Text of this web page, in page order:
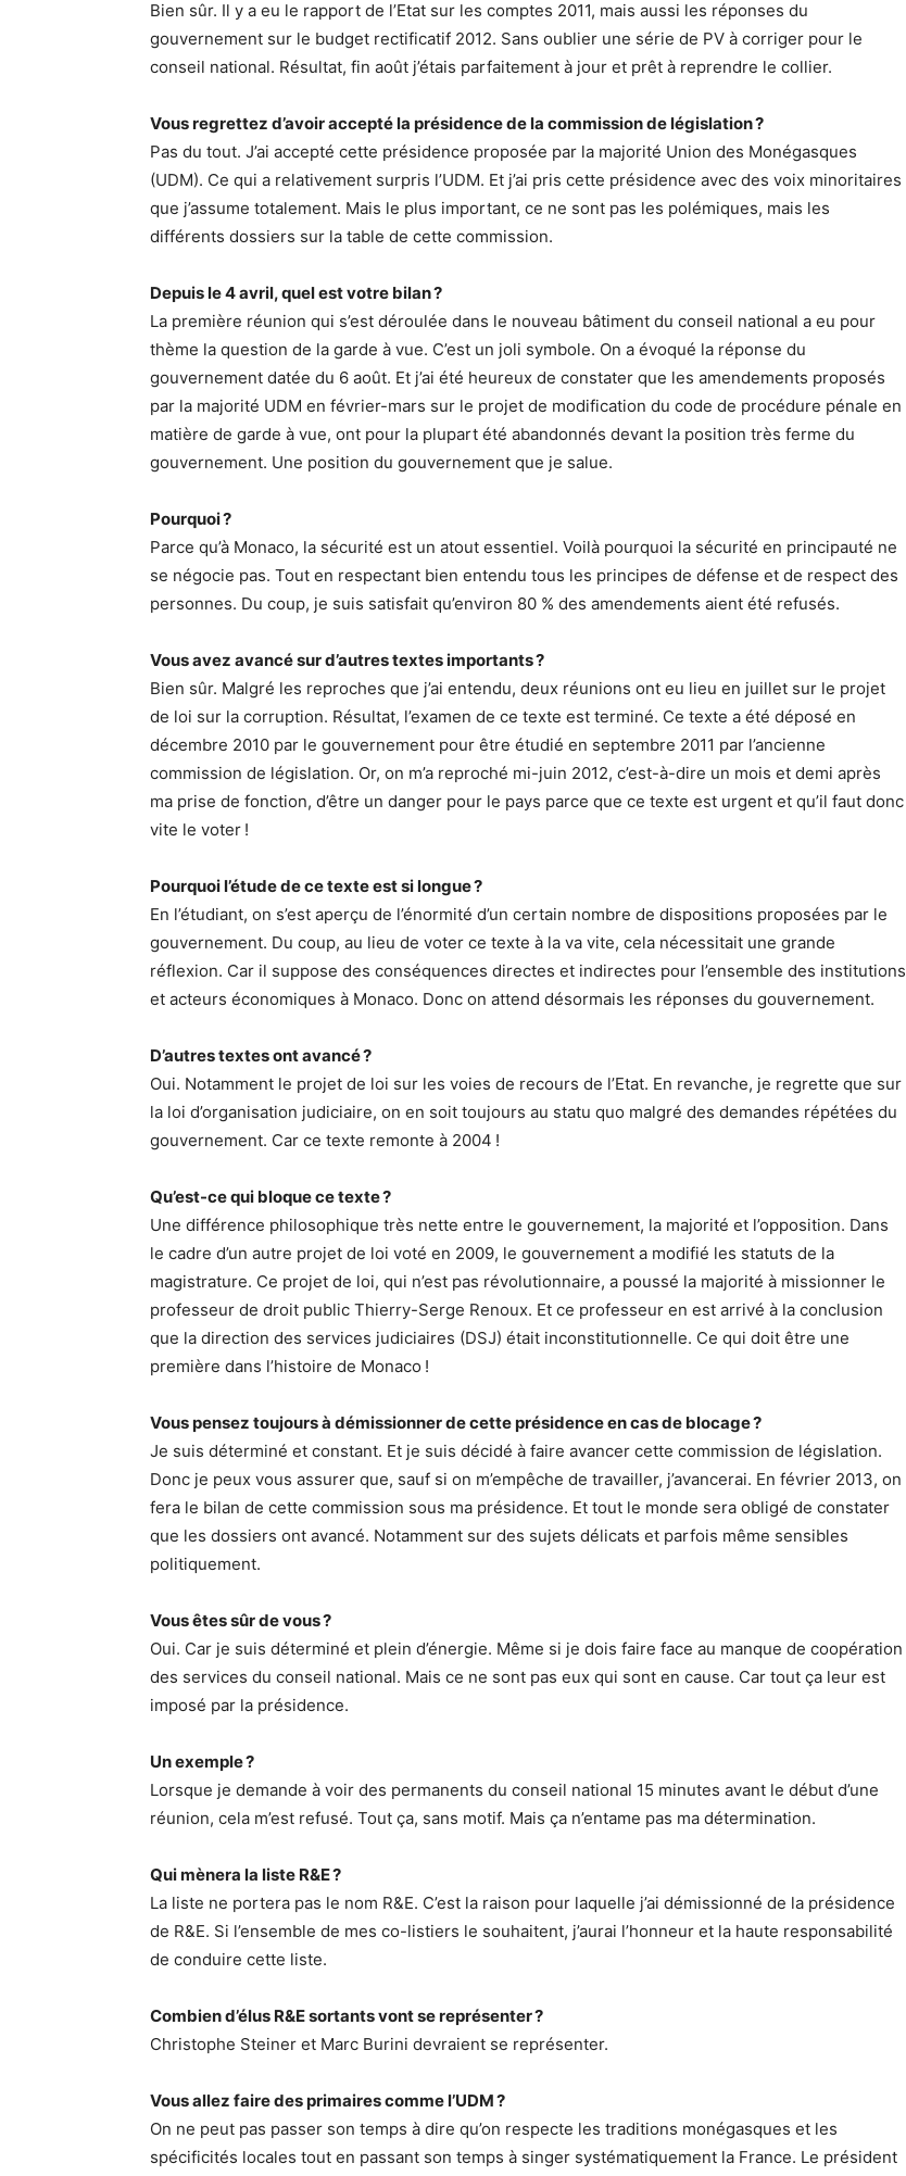
Bien sûr. Il y a eu le rapport de l’Etat sur les comptes 2011, mais aussi les réponses du
gouvernement sur le budget rectificatif 2012. Sans oublier une série de PV à corriger pour le
conseil national. Résultat, fin août j’étais parfaitement à jour et prêt à reprendre le collier.
Vous regrettez d’avoir accepté la présidence de la commission de législation ?
Pas du tout. J’ai accepté cette présidence proposée par la majorité Union des Monégasques
(UDM). Ce qui a relativement surpris l’UDM. Et j’ai pris cette présidence avec des voix minoritaires
que j’assume totalement. Mais le plus important, ce ne sont pas les polémiques, mais les
différents dossiers sur la table de cette commission.
Depuis le 4 avril, quel est votre bilan ?
La première réunion qui s’est déroulée dans le nouveau bâtiment du conseil national a eu pour
thème la question de la garde à vue. C’est un joli symbole. On a évoqué la réponse du
gouvernement datée du 6 août. Et j’ai été heureux de constater que les amendements proposés
par la majorité UDM en février-mars sur le projet de modification du code de procédure pénale en
matière de garde à vue, ont pour la plupart été abandonnés devant la position très ferme du
gouvernement. Une position du gouvernement que je salue.
Pourquoi ?
Parce qu’à Monaco, la sécurité est un atout essentiel. Voilà pourquoi la sécurité en principauté ne
se négocie pas. Tout en respectant bien entendu tous les principes de défense et de respect des
personnes. Du coup, je suis satisfait qu’environ 80 % des amendements aient été refusés.
Vous avez avancé sur d’autres textes importants ?
Bien sûr. Malgré les reproches que j’ai entendu, deux réunions ont eu lieu en juillet sur le projet
de loi sur la corruption. Résultat, l’examen de ce texte est terminé. Ce texte a été déposé en
décembre 2010 par le gouvernement pour être étudié en septembre 2011 par l’ancienne
commission de législation. Or, on m’a reproché mi-juin 2012, c’est-à-dire un mois et demi après
ma prise de fonction, d’être un danger pour le pays parce que ce texte est urgent et qu’il faut donc
vite le voter !
Pourquoi l’étude de ce texte est si longue ?
En l’étudiant, on s’est aperçu de l’énormité d’un certain nombre de dispositions proposées par le
gouvernement. Du coup, au lieu de voter ce texte à la va vite, cela nécessitait une grande
réflexion. Car il suppose des conséquences directes et indirectes pour l’ensemble des institutions
et acteurs économiques à Monaco. Donc on attend désormais les réponses du gouvernement.
D’autres textes ont avancé ?
Oui. Notamment le projet de loi sur les voies de recours de l’Etat. En revanche, je regrette que sur
la loi d’organisation judiciaire, on en soit toujours au statu quo malgré des demandes répétées du
gouvernement. Car ce texte remonte à 2004 !
Qu’est-ce qui bloque ce texte ?
Une différence philosophique très nette entre le gouvernement, la majorité et l’opposition. Dans
le cadre d’un autre projet de loi voté en 2009, le gouvernement a modifié les statuts de la
magistrature. Ce projet de loi, qui n’est pas révolutionnaire, a poussé la majorité à missionner le
professeur de droit public Thierry-Serge Renoux. Et ce professeur en est arrivé à la conclusion
que la direction des services judiciaires (DSJ) était inconstitutionnelle. Ce qui doit être une
première dans l’histoire de Monaco !
Vous pensez toujours à démissionner de cette présidence en cas de blocage ?
Je suis déterminé et constant. Et je suis décidé à faire avancer cette commission de législation.
Donc je peux vous assurer que, sauf si on m’empêche de travailler, j’avancerai. En février 2013, on
fera le bilan de cette commission sous ma présidence. Et tout le monde sera obligé de constater
que les dossiers ont avancé. Notamment sur des sujets délicats et parfois même sensibles
politiquement.
Vous êtes sûr de vous ?
Oui. Car je suis déterminé et plein d’énergie. Même si je dois faire face au manque de coopération
des services du conseil national. Mais ce ne sont pas eux qui sont en cause. Car tout ça leur est
imposé par la présidence.
Un exemple ?
Lorsque je demande à voir des permanents du conseil national 15 minutes avant le début d’une
réunion, cela m’est refusé. Tout ça, sans motif. Mais ça n’entame pas ma détermination.
Qui mènera la liste R&E ?
La liste ne portera pas le nom R&E. C’est la raison pour laquelle j’ai démissionné de la présidence
de R&E. Si l’ensemble de mes co-listiers le souhaitent, j’aurai l’honneur et la haute responsabilité
de conduire cette liste.
Combien d’élus R&E sortants vont se représenter ?
Christophe Steiner et Marc Burini devraient se représenter.
Vous allez faire des primaires comme l’UDM ?
On ne peut pas passer son temps à dire qu’on respecte les traditions monégasques et les
spécificités locales tout en passant son temps à singer systématiquement la France. Le président